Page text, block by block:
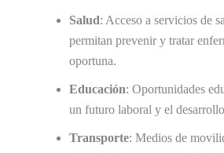
Salud: Acceso a servicios de
permitan prevenir y tratar
oportuna.
Educación: Oportunidades
un futuro laboral y el
Transporte: Medios de